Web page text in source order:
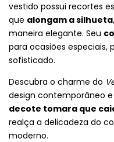
vestido possui recortes
que alongam a silhueta
maneira elegante. Seu
para ocasiões especiais,
sofisticado.
Descubra o charme do
design contemporâneo
decote tomara que
realça a delicadeza do
moderno.